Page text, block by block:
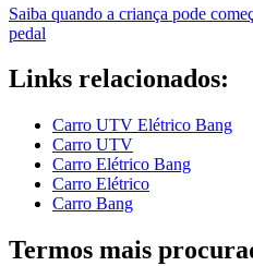
Saiba quando a criança pode
pedal
Links relacionados:
Carro UTV Elétrico Bang
Carro UTV
Carro Elétrico Bang
Carro Elétrico
Carro Bang
Termos mais